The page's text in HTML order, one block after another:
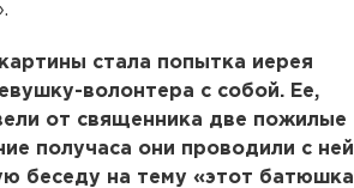
стала попытка иерея
волонтера с собой. Ее,
от священника две пожилые
получаса они проводили с ней
беседу на тему «этот батюшка